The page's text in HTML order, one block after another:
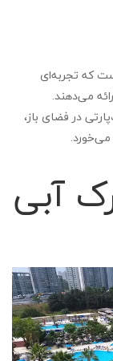
که تجربه‌ای
می‌دهند.
در فضای باز،
می‌خورد.
آبی